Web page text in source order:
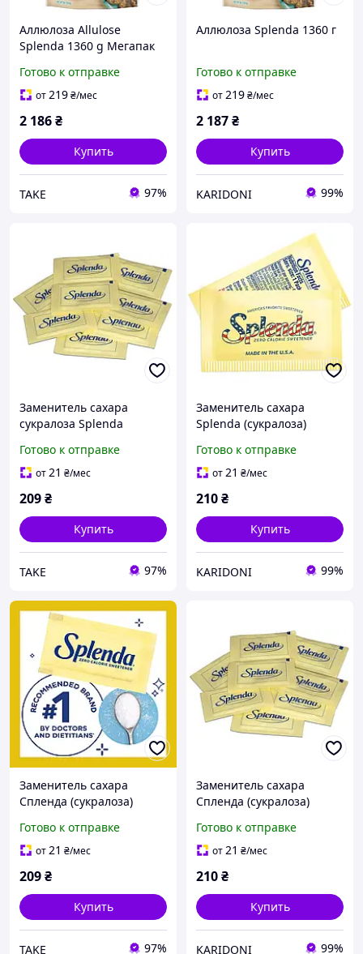
Аллюлоза Allulose
Splenda 1360 g Мегапак
Готово к отправке
от219₴/мес
2 186₴
Купить
TAKE 97%
Аллюлоза Splenda 1360 г
Готово к отправке
от219₴/мес
2 187₴
Купить
KARIDONI 99%
Заменитель сахара
сукралоза Splenda
гГотово к отправке
от21 ₴/мес
209₴
Купить
TAKE 97%
Заменитель сахара
Splenda (сукралоза)
гГотово к отправке
от21 ₴/мес
210₴
Купить
KARIDONI 99%
Заменитель сахара
Спленда (сукралоза)
гГотово к отправке
от21 ₴/мес
209₴
Купить
TAKE 97%
Заменитель сахара
Спленда (сукралоза)
гГотово к отправке
от21 ₴/мес
210₴
Купить
KARIDONI 99%